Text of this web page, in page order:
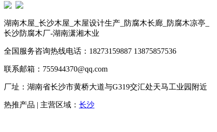
湖南木屋_长沙木屋_木屋设计生产_防腐木长廊_防腐木凉亭_
长沙防腐木厂-湖南潇湘木业
全国服务咨询热线电话：18273159887 13875857536
联系邮箱：755944370@qq.com
厂址：湖南省长沙市黄桥大道与G319交汇处天马工业园附近
热推产品 | 主营区域： 长沙